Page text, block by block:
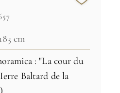
cm
: "La cour du
Baltard de la